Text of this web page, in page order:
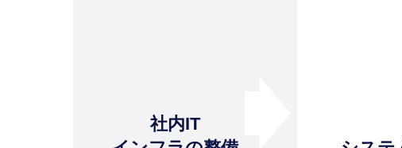
社内IT